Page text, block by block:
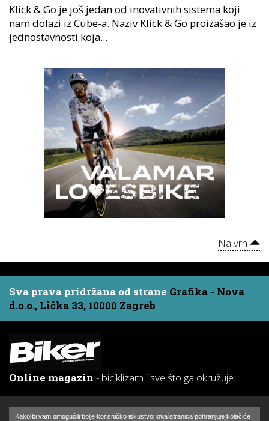
Klick & Go je još jedan od inovativnih sistema koji
nam dolazi iz Cube-a. Naziv Klick & Go proizašao je iz
jednostavnosti koja...
Na vrh
Sva prava pridržana od strane Grafika - Nova
d.o.o., Lička 33, 10000 Zagreb
Online magazin - biciklizam i sve što ga okružuje
Biker - magazin O časopisu Pretplata Marketing
Kako bi vam omogućili bolje korisničko iskustvo, ova stranica pohranjuje kolačiće